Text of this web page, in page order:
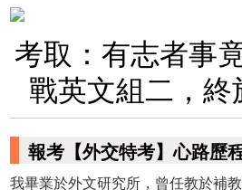
考取：有志者事
戰英文組二，終
報考【外交特考】心路歷
我畢業於外文研究所，曾任教於補